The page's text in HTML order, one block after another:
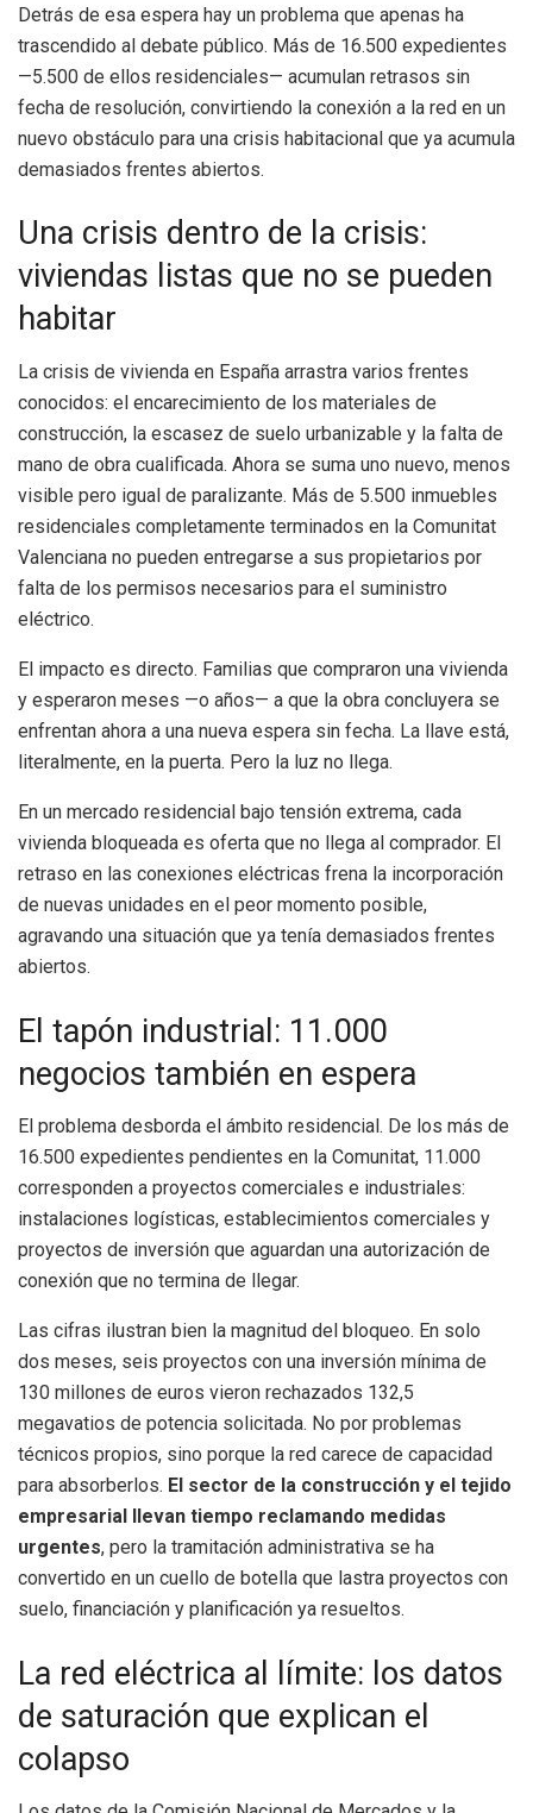
Detrás de esa espera hay un problema que apenas ha
trascendido al debate público. Más de 16.500 expedientes
—5.500 de ellos residenciales— acumulan retrasos sin
fecha de resolución, convirtiendo la conexión a la red en un
nuevo obstáculo para una crisis habitacional que ya acumula
demasiados frentes abiertos.
Una crisis dentro de la crisis:
viviendas listas que no se pueden
habitar
La crisis de vivienda en España arrastra varios frentes
conocidos: el encarecimiento de los materiales de
construcción, la escasez de suelo urbanizable y la falta de
mano de obra cualificada. Ahora se suma uno nuevo, menos
visible pero igual de paralizante. Más de 5.500 inmuebles
residenciales completamente terminados en la Comunitat
Valenciana no pueden entregarse a sus propietarios por
falta de los permisos necesarios para el suministro
eléctrico.
El impacto es directo. Familias que compraron una vivienda
y esperaron meses —o años— a que la obra concluyera se
enfrentan ahora a una nueva espera sin fecha. La llave está,
literalmente, en la puerta. Pero la luz no llega.
En un mercado residencial bajo tensión extrema, cada
vivienda bloqueada es oferta que no llega al comprador. El
retraso en las conexiones eléctricas frena la incorporación
de nuevas unidades en el peor momento posible,
agravando una situación que ya tenía demasiados frentes
abiertos.
El tapón industrial: 11.000
negocios también en espera
El problema desborda el ámbito residencial. De los más de
16.500 expedientes pendientes en la Comunitat, 11.000
corresponden a proyectos comerciales e industriales:
instalaciones logísticas, establecimientos comerciales y
proyectos de inversión que aguardan una autorización de
conexión que no termina de llegar.
Las cifras ilustran bien la magnitud del bloqueo. En solo
dos meses, seis proyectos con una inversión mínima de
130 millones de euros vieron rechazados 132,5
megavatios de potencia solicitada. No por problemas
técnicos propios, sino porque la red carece de capacidad
para absorberlos. El sector de la construcción y el tejido
empresarial llevan tiempo reclamando medidas
urgentes, pero la tramitación administrativa se ha
convertido en un cuello de botella que lastra proyectos con
suelo, financiación y planificación ya resueltos.
La red eléctrica al límite: los datos
de saturación que explican el
colapso